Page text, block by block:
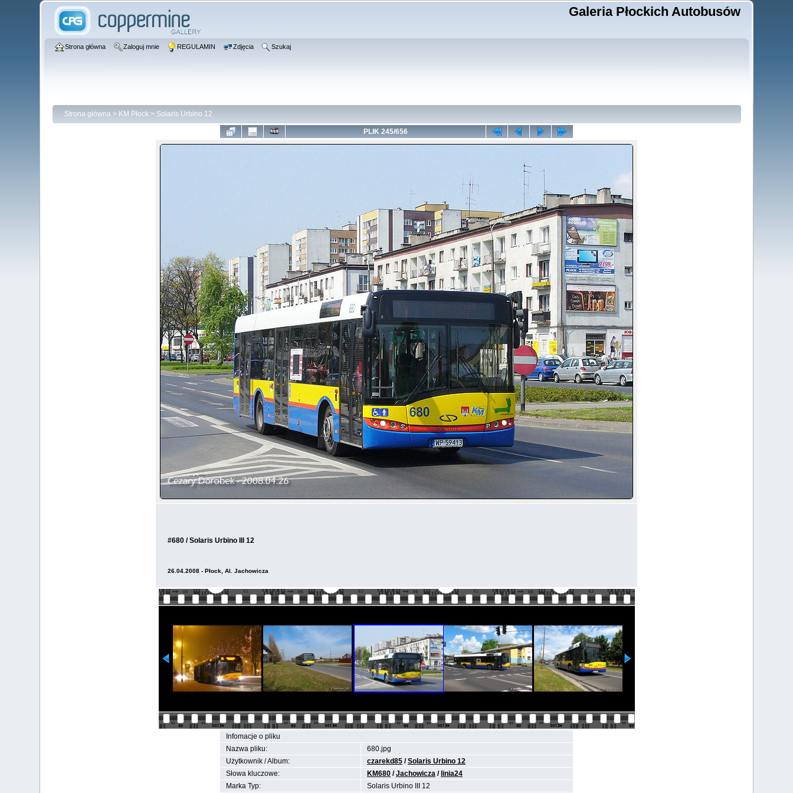
Galeria Płockich Autobusów
Strona główna Zaloguj mnie REGULAMIN Zdjęcia Szukaj
Strona główna> KM Płock> Solaris Urbino 12
PLIK 245/656
#680 / Solaris Urbino III 12
26.04.2008 - Płock, Al. Jachowicza
Infomacje o pliku
Nazwa pliku:
680.jpg
Użytkownik / Album:
czarekd85 /Solaris Urbino 12
Słowa kluczowe:
KM680 /Jachowicza / linia24
Marka Typ:
Solaris Urbino III 12